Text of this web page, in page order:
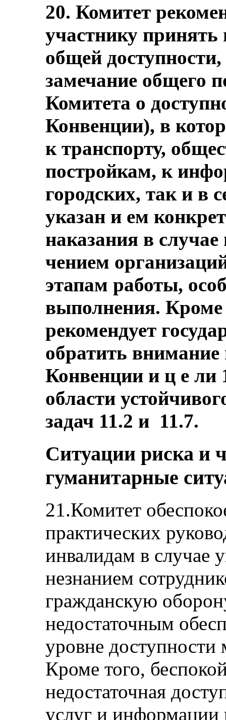
20. Комитет
участнику принять
общей
замечание общего
Комитета о
Конвенции), в
к транспорту,
постройкам, к
городских, так и в
указан и ем
наказания в
чением
этапам работы,
выполнения. Кроме
рекомендует
обратить внимание
Конвенции и ц е ли
области
задач 11.2 и 11.7.
Ситуации риска и
гуманитарные
21.Комитет
практических
инвалидам в случае
незнанием
гражданскую
недостаточным
уровне доступности
Кроме того,
недостаточная
услуг и информации